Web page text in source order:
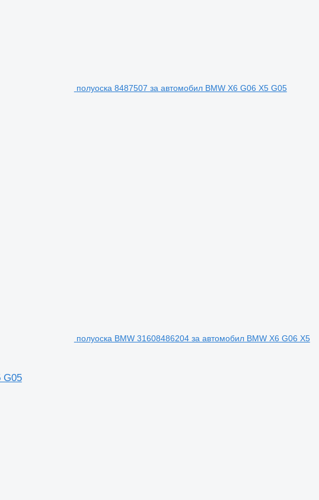
полуоска 8487507 за автомобил BMW X6 G06 X5 G05
полуоска BMW 31608486204 за автомобил BMW X6 G06 X5
G05